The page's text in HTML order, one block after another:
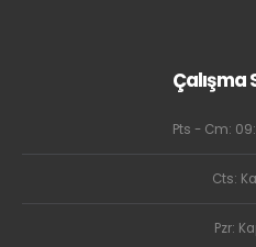
Çalışma
Pts - Cm:
Cts:
Pzr: